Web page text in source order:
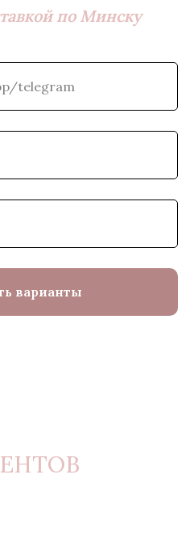
по Минску
варианты